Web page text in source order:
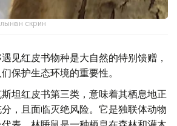
скрин
见红皮书物种是大自然的特别馈赠，
保护生态环境的重要性。
坦红皮书第三类，意味着其栖息地正
，且面临灭绝风险。它是独联体动物